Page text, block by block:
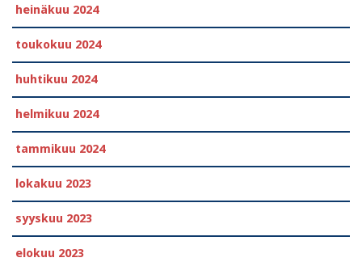
heinäkuu 2024
toukokuu 2024
huhtikuu 2024
helmikuu 2024
tammikuu 2024
lokakuu 2023
syyskuu 2023
elokuu 2023